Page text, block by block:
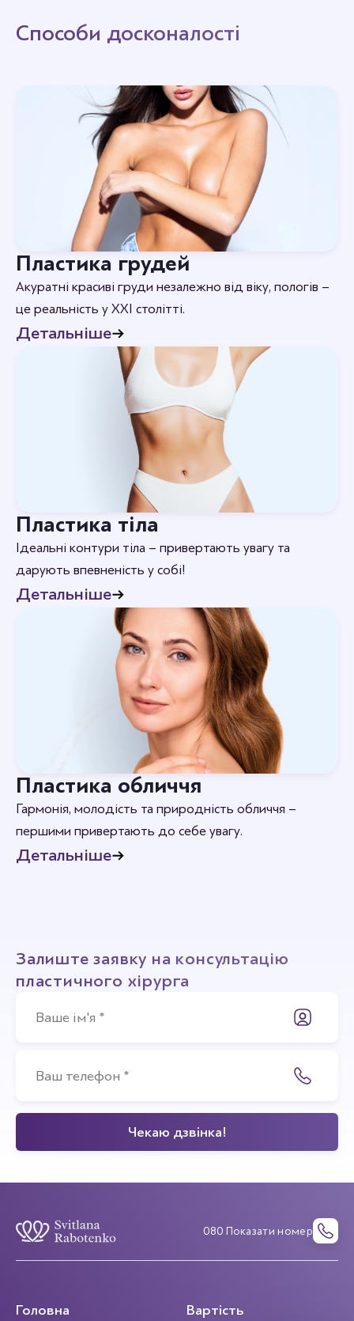
Способи досконалості
Пластика грудей
Акуратні красиві груди незалежно від віку, пологів –
це реальність у XXI столітті.
Детальніше
Пластика тіла
Ідеальні контури тіла – привертають увагу та
дарують впевненість у собі!
Детальніше
Пластика обличчя
Гармонія, молодість та природність обличчя –
першими привертають до себе увагу.
Детальніше
Залиште заявку на консультацію
пластичного хірурга
080 Показати номер
Головна Вартість